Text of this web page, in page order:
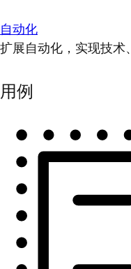
自动化
扩展自动化，实现技术
用例